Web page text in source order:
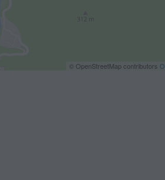
© OpenStreetMap contributors